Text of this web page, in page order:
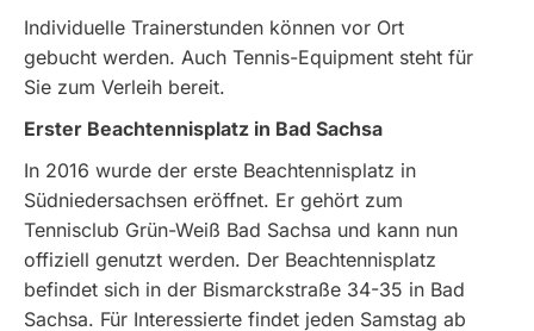
Individuelle Trainerstunden können vor Ort
gebucht werden. Auch Tennis-Equipment steht für
Sie zum Verleih bereit.
Erster Beachtennisplatz in Bad Sachsa
In 2016 wurde der erste Beachtennisplatz in
Südniedersachsen eröffnet. Er gehört zum
Tennisclub Grün-Weiß Bad Sachsa und kann nun
offiziell genutzt werden. Der Beachtennisplatz
befindet sich in der Bismarckstraße 34-35 in Bad
Sachsa. Für Interessierte findet jeden Samstag ab